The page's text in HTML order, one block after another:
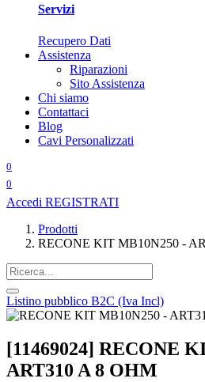
Servizi
Recupero Dati
Assistenza
Riparazioni
Sito Assistenza
Chi siamo
Contattaci
Blog
Cavi Personalizzati
0
0
Accedi REGISTRATI
Prodotti
RECONE KIT MB10N250 -
Listino pubblico B2C (Iva Incl)
[11469024] RECONE
ART310 A 8 OHM